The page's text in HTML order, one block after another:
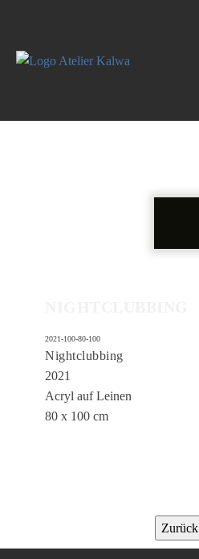
2021-100-80-100
Nightclubbing
2021
Acryl auf Leinen
80 x 100 cm
Zurück